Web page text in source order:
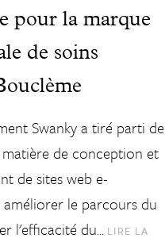
pour la marque
de soins
Swanky a tiré parti de
de conception et
de sites web e-
le parcours du
l'efficacité du… LIRE LA